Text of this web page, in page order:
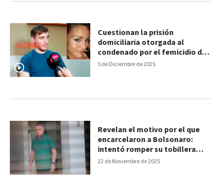
5 de Diciembre de 2025
Cuestionan la prisión
domiciliaria otorgada al
condenado por el femicidio de
Agustina Turano
22 de Noviembre de 2025
Revelan el motivo por el que
encarcelaron a Bolsonaro:
intentó romper su tobillera
electrónica